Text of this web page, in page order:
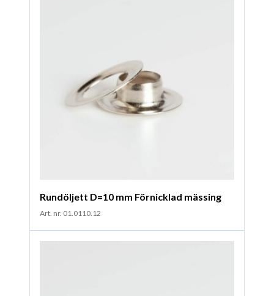
Rundöljett D=10 mm Förnicklad mässing
Art. nr. 01.0110.12